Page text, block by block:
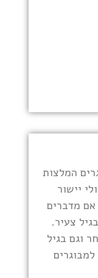
המלצות
יישור
אם מדברים
צעיר.
וגם בגיל